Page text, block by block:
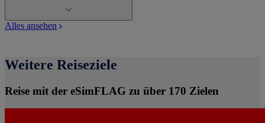
Alles ansehen
Weitere Reiseziele
Reise mit der eSimFLAG zu über 170 Zielen